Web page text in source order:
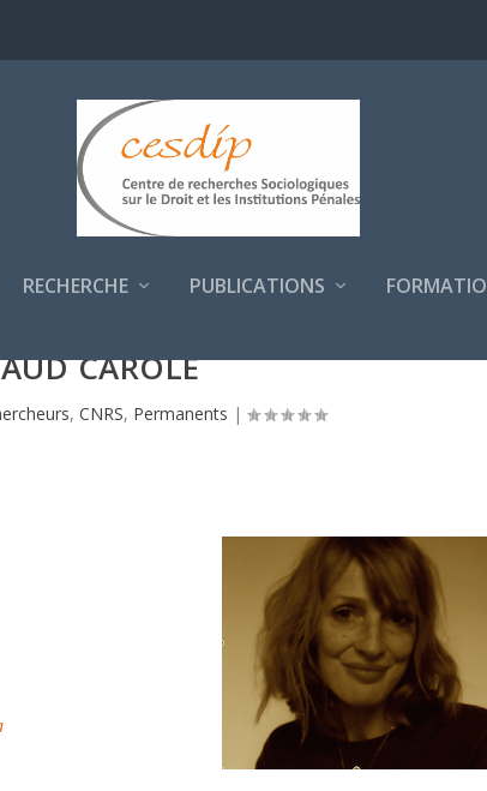
RECHERCHE PUBLICATIONS
CAROLE
, CNRS, Permanents |